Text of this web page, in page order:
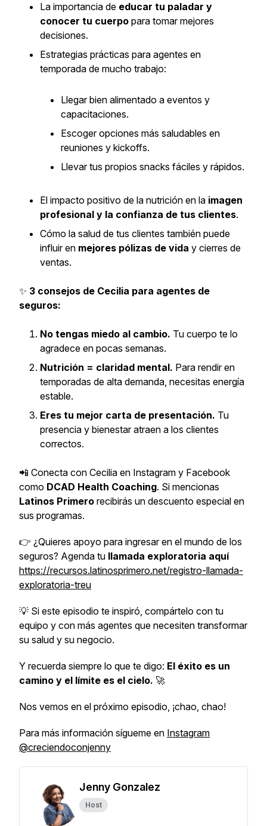
La importancia de educar tu paladar y
conocer tu cuerpo para tomar mejores
decisiones.
Estrategias prácticas para agentes en
temporada de mucho trabajo:
Llegar bien alimentado a eventos y
capacitaciones.
Escoger opciones más saludables en
reuniones y kickoffs.
Llevar tus propios snacks fáciles y rápidos.
El impacto positivo de la nutrición en la imagen
profesional y la confianza de tus clientes.
Cómo la salud de tus clientes también puede
influir en mejores pólizas de vida y cierres de
ventas.
✨ 3 consejos de Cecilia para agentes de
seguros:
No tengas miedo al cambio. Tu cuerpo te lo
agradece en pocas semanas.
Nutrición = claridad mental. Para rendir en
temporadas de alta demanda, necesitas energía
estable.
Eres tu mejor carta de presentación. Tu
presencia y bienestar atraen a los clientes
correctos.
📲 Conecta con Cecilia en Instagram y Facebook
como DCAD Health Coaching. Si mencionas
Latinos Primero recibirás un descuento especial en
sus programas.
👉 ¿Quieres apoyo para ingresar en el mundo de los
seguros? Agenda tu llamada exploratoria aquí
https://recursos.latinosprimero.net/registro-llamada-
exploratoria-treu
💡 Si este episodio te inspiró, compártelo con tu
equipo y con más agentes que necesiten transformar
su salud y su negocio.
Y recuerda siempre lo que te digo: El éxito es un
camino y el límite es el cielo. 🚀
Nos vemos en el próximo episodio, ¡chao, chao!
Para más información sígueme en Instagram
@creciendoconjenny
Jenny Gonzalez
Host